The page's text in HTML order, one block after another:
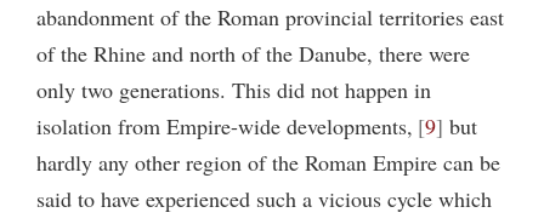
abandonment of the Roman provincial territories east
of the Rhine and north of the Danube, there were
only two generations. This did not happen in
isolation from Empire-wide developments, 9 but
hardly any other region of the Roman Empire can be
said to have experienced such a vicious cycle which